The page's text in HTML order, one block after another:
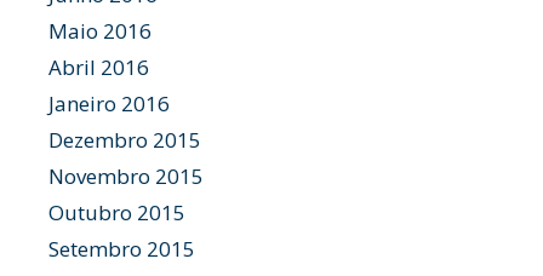
Maio 2016
Abril 2016
Janeiro 2016
Dezembro 2015
Novembro 2015
Outubro 2015
Setembro 2015